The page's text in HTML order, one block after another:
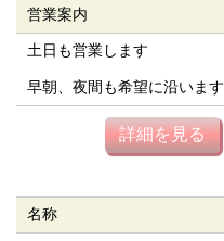
営業案内
土日も営業します
早朝、夜間も希望に沿います
詳細を見る
名称